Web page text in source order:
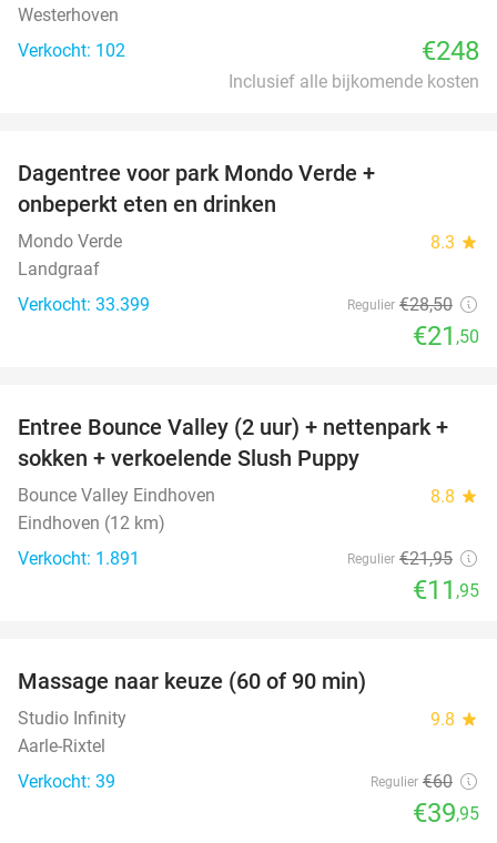
Westerhoven
Verkocht: 102
€248
Inclusief alle bijkomende kosten
Dagentree voor park Mondo Verde +
onbeperkt eten en drinken
Mondo Verde 8.3 star
Landgraaf
Verkocht: 33.399
Regulier €28,50
€21 ,50
46%
Entree Bounce Valley (2 uur) + nettenpark +
sokken + verkoelende Slush Puppy
Bounce Valley Eindhoven 8.8 star
Eindhoven (12 km)
Verkocht: 1.891
Regulier €21,95
€11 ,95
Massage naar keuze (60 of 90 min)
Studio Infinity 9.8 star
Aarle-Rixtel
Verkocht: 39
Regulier €60
€39,95